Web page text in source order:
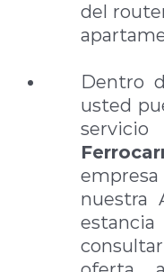
del
Dentro
usted
nuestra